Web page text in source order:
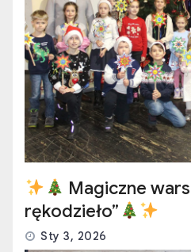
Magiczne
rękodzieło”
Sty 3, 2026